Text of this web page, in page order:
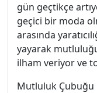
gün geçtikçe
geçici bir moda
arasında
yayarak
ilham veriyor ve
Mutluluk Çubuğu